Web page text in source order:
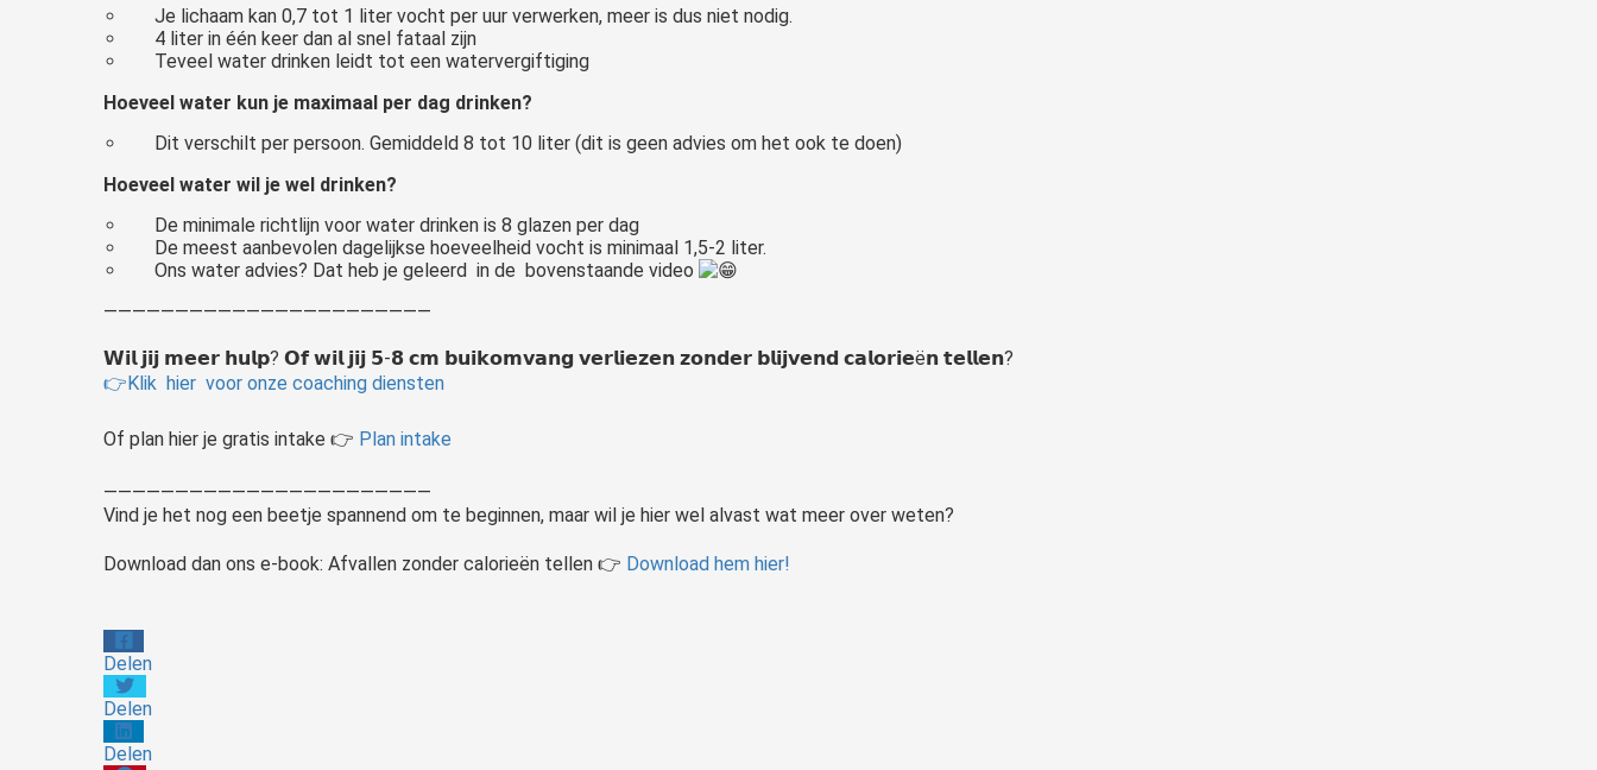
Je lichaam kan 0,7 tot 1 liter vocht per uur verwerken, meer is dus niet nodig.
4 liter in één keer dan al snel fataal zijn
Teveel water drinken leidt tot een watervergiftiging
Hoeveel water kun je maximaal per dag drinken?
Dit verschilt per persoon. Gemiddeld 8 tot 10 liter (dit is geen advies om het ook te doen)
Hoeveel water wil je wel drinken?
De minimale richtlijn voor water drinken is 8 glazen per dag
De meest aanbevolen dagelijkse hoeveelheid vocht is minimaal 1,5-2 liter.
Ons water advies? Dat heb je geleerd in de bovenstaande video
———————————————————————
𝗪𝗶𝗹 𝗷𝗶𝗷 𝗺𝗲𝗲𝗿 𝗵𝘂𝗹𝗽? 𝗢𝗳 𝘄𝗶𝗹 𝗷𝗶𝗷 𝟱-𝟴 𝗰𝗺 𝗯𝘂𝗶𝗸𝗼𝗺𝘃𝗮𝗻𝗴 𝘃𝗲𝗿𝗹𝗶𝗲𝘇𝗲𝗻 𝘇𝗼𝗻𝗱𝗲𝗿 𝗯𝗹𝗶𝗷𝘃𝗲𝗻𝗱 𝗰𝗮𝗹𝗼𝗿𝗶𝗲ë𝗻 𝘁𝗲𝗹𝗹𝗲𝗻?
👉Klik hier voor onze coaching diensten
Of plan hier je gratis intake 👉 Plan intake
———————————————————————
Vind je het nog een beetje spannend om te beginnen, maar wil je hier wel alvast wat meer over weten?
Download dan ons e-book: Afvallen zonder calorieën tellen 👉 Download hem hier!
Delen
Delen
Delen